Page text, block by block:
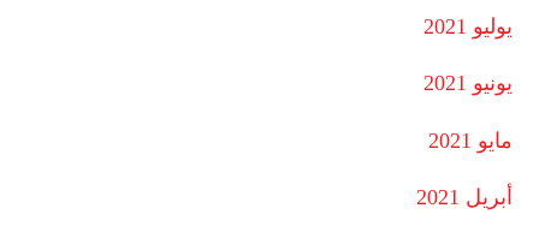
يوليو 2021
يونيو 2021
مايو 2021
أبريل 2021